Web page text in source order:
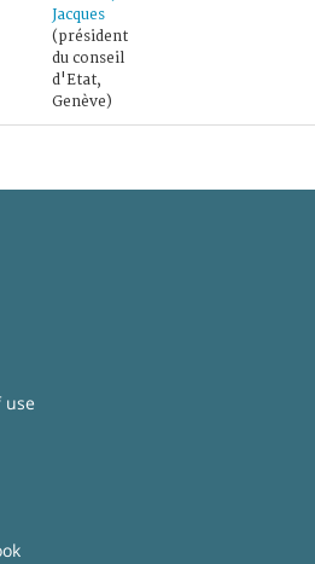
Jacques
(président
du conseil
d'Etat,
Genève)
use